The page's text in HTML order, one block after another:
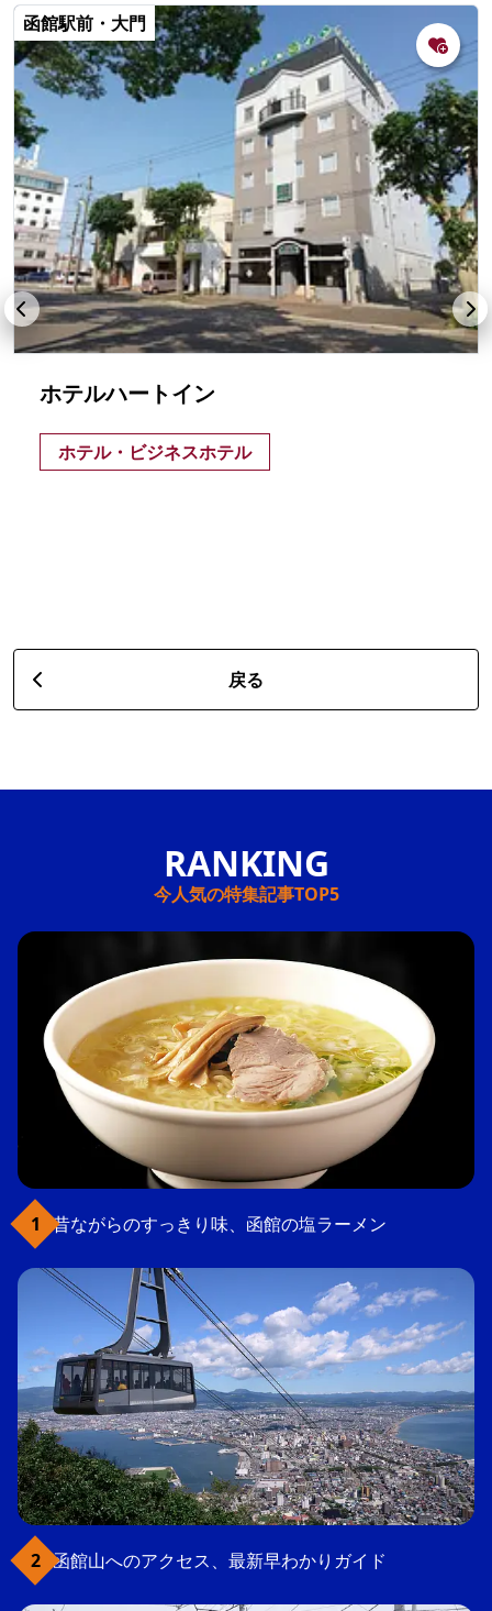
函館駅前・大門
ホテルハートイン
ホテル・ビジネスホテル
戻る
今人気の特集記事TOP5
昔ながらのすっきり味、函館の塩ラーメン
函館山へのアクセス、最新早わかりガイド